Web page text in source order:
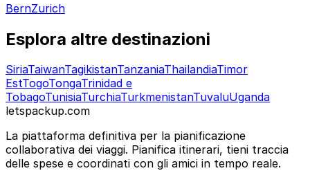
BernZurich
Esplora altre destinazioni
SiriaTaiwanTagikistanTanzaniaThailandiaTimor
EstTogoTongaTrinidad e
TobagoTunisiaTurchiaTurkmenistanTuvaluUganda
letspackup.com
La piattaforma definitiva per la pianificazione
collaborativa dei viaggi. Pianifica itinerari, tieni traccia
delle spese e coordinati con gli amici in tempo reale.